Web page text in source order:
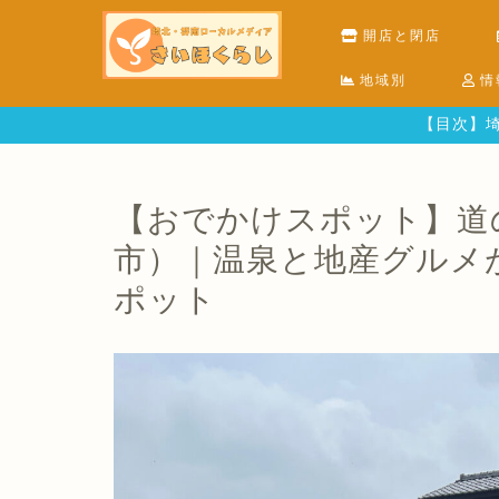
開店と閉店
地域別 情
【目次】
【おでかけスポット】
市）｜温泉と地産グル
ポット